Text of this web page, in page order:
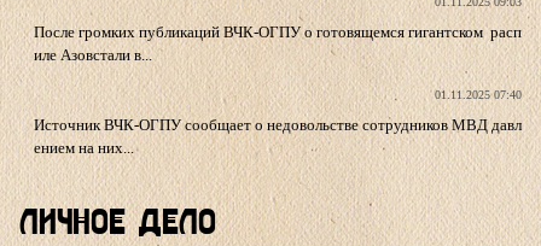
После громких публикаций ВЧК-ОГПУ о готовящемся гигантском расп
иле Азовстали в...
01.11.2025 07:40
Источник ВЧК-ОГПУ сообщает о недовольстве сотрудников МВД давл
ением на них...
Личное Дело